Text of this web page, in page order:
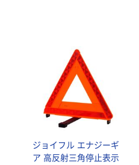
ジョイフル エナジーギ
ア 高反射三角停止表示